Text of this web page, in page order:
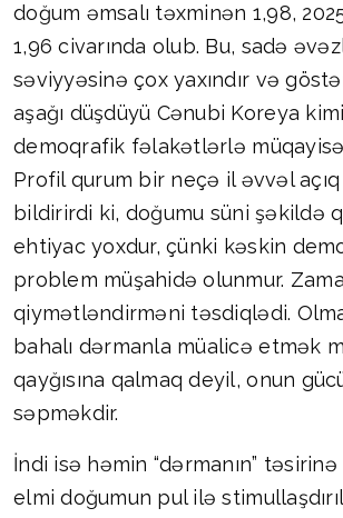
doğum əmsalı təxminən 1,98,
1,96 civarında olub. Bu, sadə
səviyyəsinə çox yaxındır və
aşağı düşdüyü Cənubi Koreya
demoqrafik fəlakətlərlə
Profil qurum bir neçə il əvvəl
bildirirdi ki, doğumu süni şəkildə
ehtiyac yoxdur, çünki kəskin
problem müşahidə olunmur.
qiymətləndirməni təsdiqlədi.
bahalı dərmanla müalicə etmək
qayğısına qalmaq deyil, onun
səpməkdir.
İndi isə həmin “dərmanın”
elmi doğumun pul ilə